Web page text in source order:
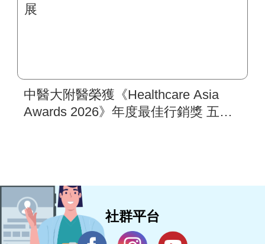
中醫大附醫榮獲《Healthcare Asia
Awards 2026》年度最佳行銷獎 五步
社群平台